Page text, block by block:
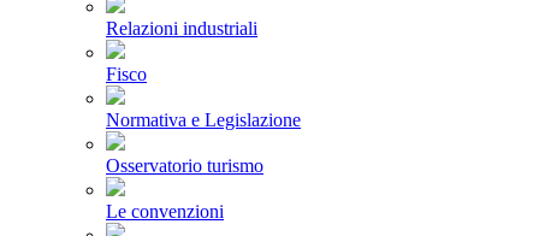
Relazioni industriali
Fisco
Normativa e Legislazione
Osservatorio turismo
Le convenzioni